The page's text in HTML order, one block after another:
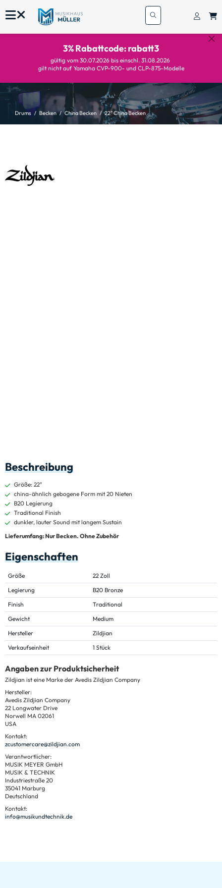
3% Rabattcode: rabatt3
gültig vom 30.07.2026 bis einschl. 31.08.2026
gilt nicht auf Yamaha CVP-900- und CLP-875-Modelle
Drums Becken China Becken 22" China Becken
Beschreibung
Größe: 22"
china-ähnlich gebogene Form mit 20 Nieten
B20 Legierung
Traditional Finish
dunkler, lauter Sound mit langem Sustain
Lieferumfang: Nur Becken. Ohne Zubehör
Eigenschaften
Größe
22 Zoll
Legierung
B20 Bronze
Finish
Traditional
Gewicht
Medium
Hersteller
Zildjian
Verkaufseinheit
1 Stück
Angaben zur Produktsicherheit
Zildjian ist eine Marke der Avedis Zildjian Company
Hersteller:
Avedis Zildjian Company
22 Longwater Drive
Norwell MA 02061
USA
Kontakt:
zcustomercare@zildjian.com
Verantwortlicher:
MUSIK MEYER GmbH
MUSIK & TECHNIK
Industriestraße 20
35041 Marburg
Deutschland
Kontakt:
info@musikundtechnik.de